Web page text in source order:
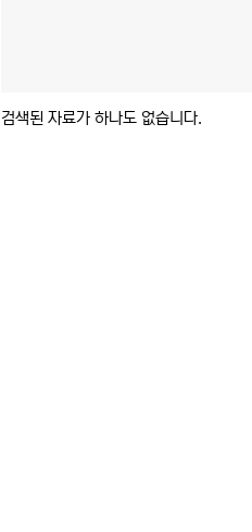
검색된 자료가 하나도 없습니다.